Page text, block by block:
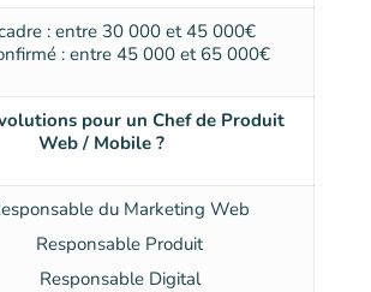
: entre 30 000 et 45 000€
: entre 45 000 et 65 000€
pour un Chef de Produit
Web / Mobile ?
du Marketing Web
Responsable Produit
Responsable Digital